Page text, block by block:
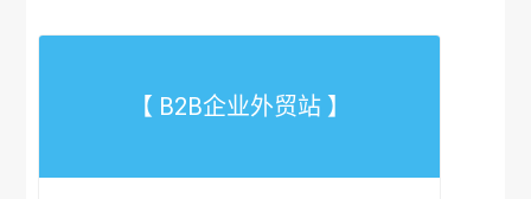
【 B2B企业外贸站 】